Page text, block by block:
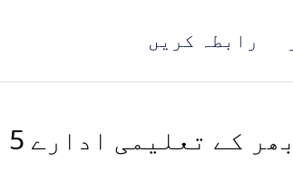
رابطہ کریں
قومی سلامتی کمیٹی اجلاس، ملک بھر کے تعلیمی ادارے 5